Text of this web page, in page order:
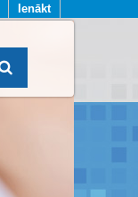
Ienākt